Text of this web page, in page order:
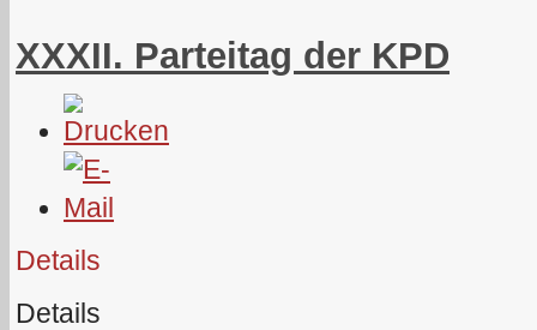
XXXII. Parteitag der KPD
Details
Details